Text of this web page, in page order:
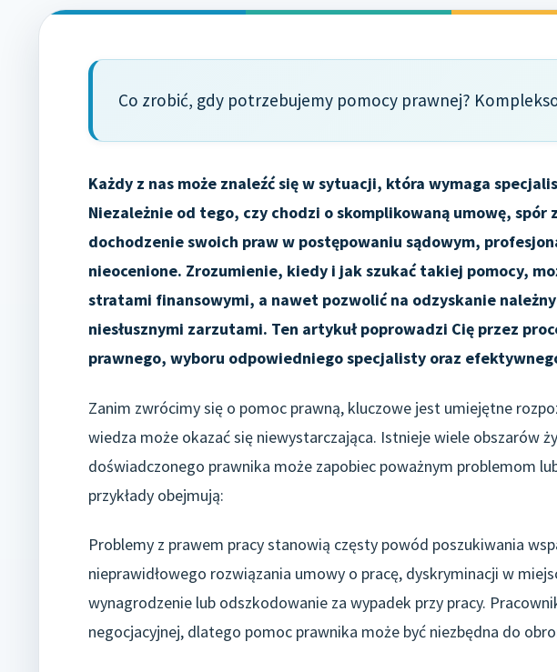
Co zrobić, gdy potrzebujemy pomocy prawnej?
Każdy z nas może znaleźć się w sytuacji, która wymaga
Niezależnie od tego, czy chodzi o skomplikowaną umowę, spór
dochodzenie swoich praw w postępowaniu sądowym,
nieocenione. Zrozumienie, kiedy i jak szukać takiej pomocy,
stratami finansowymi, a nawet pozwolić na odzyskanie
niesłusznymi zarzutami. Ten artykuł poprowadzi Cię przez
prawnego, wyboru odpowiedniego specjalisty oraz
Zanim zwrócimy się o pomoc prawną, kluczowe jest umiejętne
wiedza może okazać się niewystarczająca. Istnieje wiele obszarów
doświadczonego prawnika może zapobiec poważnym problemom
przykłady obejmują:
Problemy z prawem pracy stanowią częsty powód poszukiwania
nieprawidłowego rozwiązania umowy o pracę, dyskryminacji w
wynagrodzenie lub odszkodowanie za wypadek przy pracy.
negocjacyjnej, dlatego pomoc prawnika może być niezbędna do